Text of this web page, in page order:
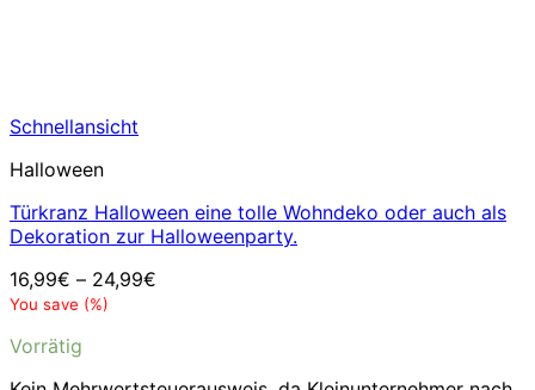
Schnellansicht
Halloween
Türkranz Halloween eine tolle Wohndeko oder auch als
Dekoration zur Halloweenparty.
16,99€ – 24,99€
You save (%)
Vorrätig